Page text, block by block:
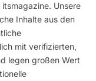
Unsere
Inhalte aus den
mit verifizierten,
legen großen Wert